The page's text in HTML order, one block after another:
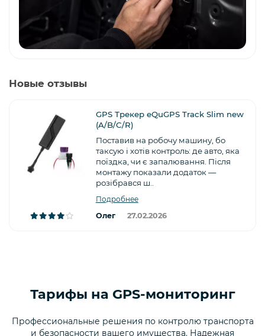
Новые отзывы
GPS Трекер eQuGPS Track Slim new
(A/B/C/R)
Поставив на робочу машину, бо
таксую і хотів контроль: де авто, яка
поїздка, чи є запалювання. Після
монтажу показали додаток —
розібрався ш..
Подробнее
Олег
27.02.2026
Тарифы на GPS-мониторинг
Профессиональные решения по контролю транспорта
и безопасности вашего имущества. Надежная